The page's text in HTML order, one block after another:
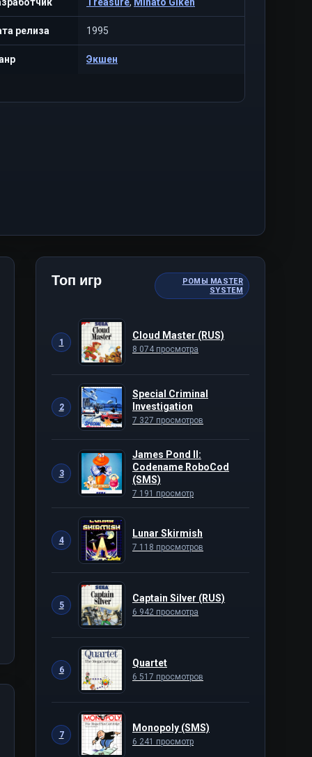
релиза 1995
Экшен
Топ игр
РОМЫ MASTER
SYSTEM
1
Cloud Master (RUS)
8 074 просмотра
2
Special Criminal
Investigation
7 327 просмотров
3
James Pond II:
Codename RoboCod
(SMS)
7 191 просмотр
4
Lunar Skirmish
7 118 просмотров
5
Captain Silver (RUS)
6 942 просмотра
6
Quartet
6 517 просмотров
7
Monopoly (SMS)
6 241 просмотр